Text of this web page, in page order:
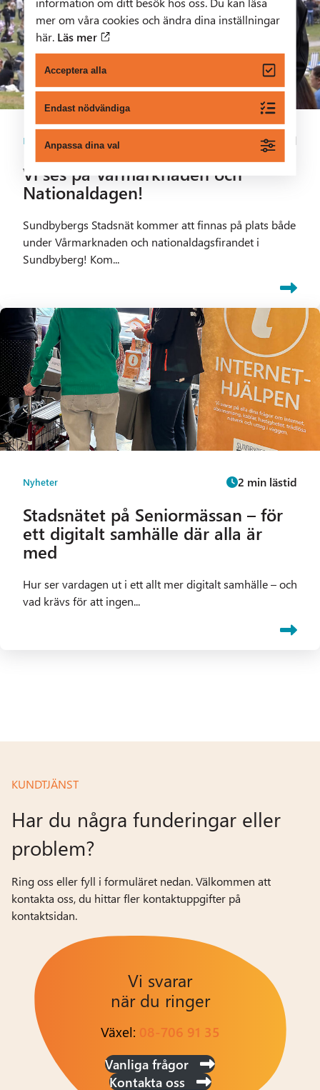
Nyheter 1 min lästid
Vi ses på Vårmarknaden och
Nationaldagen!
Sundbybergs Stadsnät kommer att finnas på plats både
under Vårmarknaden och nationaldagsfirandet i
Sundbyberg! Kom...
Nyheter 2 min lästid
Stadsnätet på Seniormässan – för
ett digitalt samhälle där alla är
med
Hur ser vardagen ut i ett allt mer digitalt samhälle – och
vad krävs för att ingen...
KUNDTJÄNST
Har du några funderingar eller
problem?
Ring oss eller fyll i formuläret nedan. Välkommen att
kontakta oss, du hittar fler kontaktuppgifter på
kontaktsidan.
Vi svarar
när du ringer
Växel: 08-706 91 35
Vanliga frågor
Kontakta oss
mer om våra cookies och ändra dina inställningar
här. Läs mer
Acceptera alla
Endast nödvändiga
Anpassa dina val